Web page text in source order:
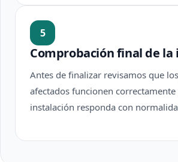
5
Comprobación final de la
Antes de finalizar revisamos que
afectados funcionen correctamente
instalación responda con